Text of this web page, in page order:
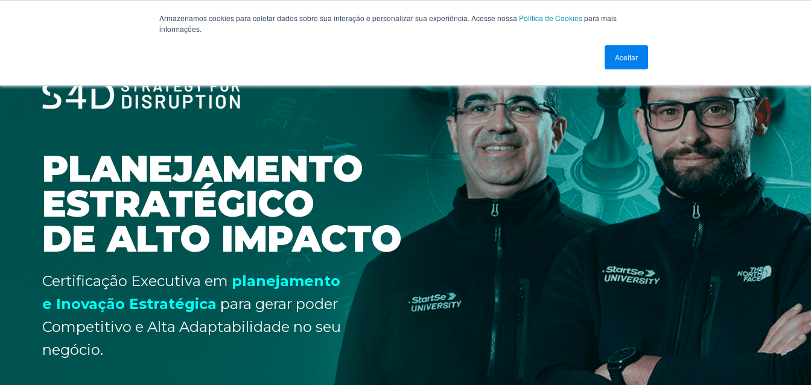
Armazenamos cookies para coletar dados sobre sua interação e personalizar sua experiência. Acesse nossa Política de Cookiespara mais
informações.
Aceitar
PLANEJAMENTO
ESTRATÉGICO
DE ALTO IMPACTO
Certificação Executiva em planejamento
e Inovação Estratégica para gerar poder
Competitivo e Alta Adaptabilidade no seu
negócio.